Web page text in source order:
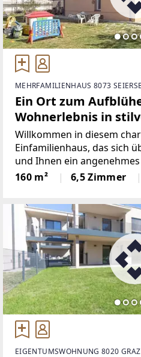
MEHRFAMILIENHAUS 8073
Ein Ort zum
Wohnerlebnis in
Willkommen in diesem
Einfamilienhaus, das sich
und Ihnen ein
Das Haus ist hell und
sich gut für Familien oder
160 m² 6,5 Zimmer
EIGENTUMSWOHNUNG 8020 GRAZ